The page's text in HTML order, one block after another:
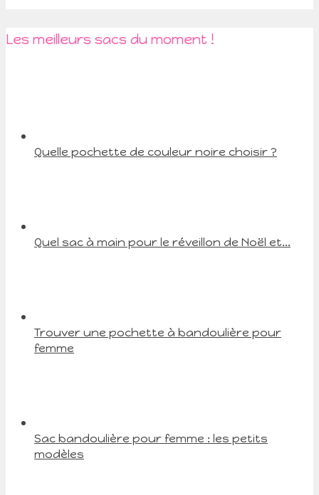
Les meilleurs sacs du moment !
Quelle pochette de couleur noire choisir ?
Quel sac à main pour le réveillon de Noël et...
Trouver une pochette à bandoulière pour
femme
Sac bandoulière pour femme : les petits
modèles